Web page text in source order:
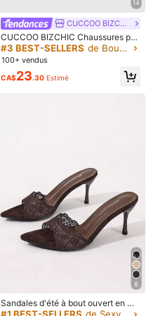
Couleur: Doré / Taille: EUR37
loveitthanksshein❤️❤️❤️
Couleur: Rouge / Taille: EUR40
Utile (1)
Couleur: Doré / Taille: EUR37
14
CUCCOO BIZCHIC
CUCCOO BIZCHIC Chaussures po
ur femmes à bout carré et talon cha
ton, tongs bordeaux, sandales pour
femmes, mode et confort, polyvale
ntes pour le quotidien et les trajets,
sandales et pantoufles pour femme
#3 BEST-SELLERS de Bourgogne Sandales pour femmes
100+ vendus
CA$23.30 Estimé
8
Sandales d'été à bout ouvert en ma
ille noir, or et blanc, nouvelle mode,